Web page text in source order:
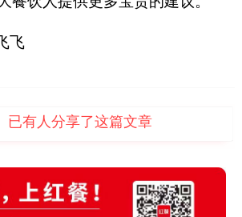
飞
已有人分享了这篇文章